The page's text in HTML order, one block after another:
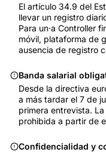
El artículo 34.9 del
llevar un registro
Para un·a Controller
móvil, plataforma de
ausencia de registro
Banda salarial
Desde la directiva
a más tardar el 7 de
primera entrevista.
prohibida a partir de
Confidencialidad y